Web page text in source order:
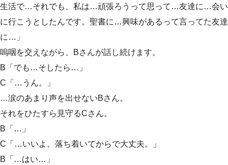
生活で…それでも、私は…頑張ろうって思って…友達に…会い
に行こうとしたんです。聖書に…興味があるって言ってた友達
に…」
嗚咽を交えながら、Bさんが話し続けます。
B「でも…そしたら…」
C「…うん。」
…涙のあまり声を出せないBさん。
それをひたすら見守るCさん。
B「…」
C「…いいよ。落ち着いてからで大丈夫。」
B「…はい…」